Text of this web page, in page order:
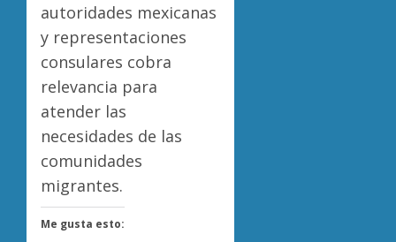
autoridades mexicanas
y representaciones
consulares cobra
relevancia para
atender las
necesidades de las
comunidades
migrantes.
Me gusta esto: